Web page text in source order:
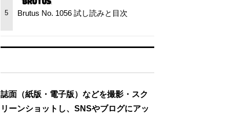
5 Brutus No. 1056 試し読みと目次
誌面（紙版・電子版）などを撮影・スク
リーンショットし、SNSやブログにアッ